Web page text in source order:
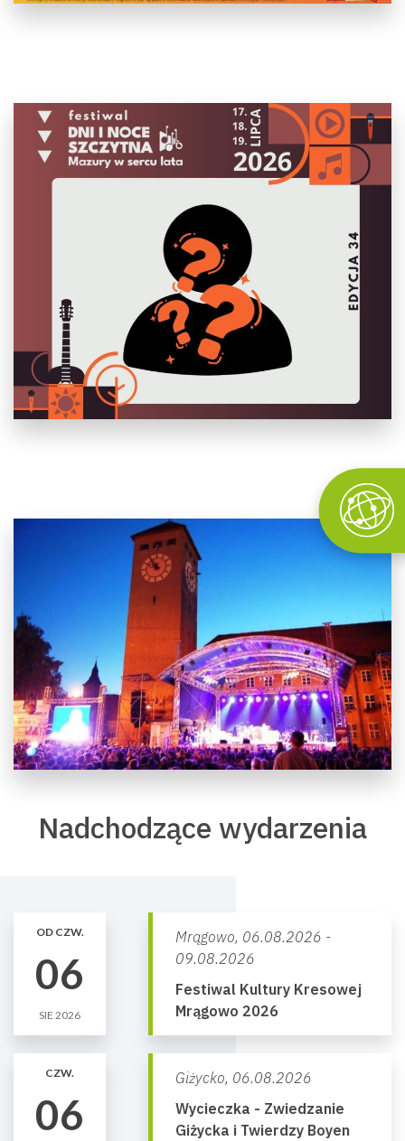
Nadchodzące wydarzenia
OD CZW.
06
SIE 2026
Mrągowo, 06.08.2026 -
09.08.2026
Festiwal Kultury Kresowej
Mrągowo 2026
CZW.
06
Giżycko, 06.08.2026
Wycieczka - Zwiedzanie
Giżycka i Twierdzy Boyen